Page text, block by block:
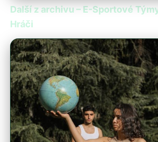
Další z archivu – E-Sportové
Hráči